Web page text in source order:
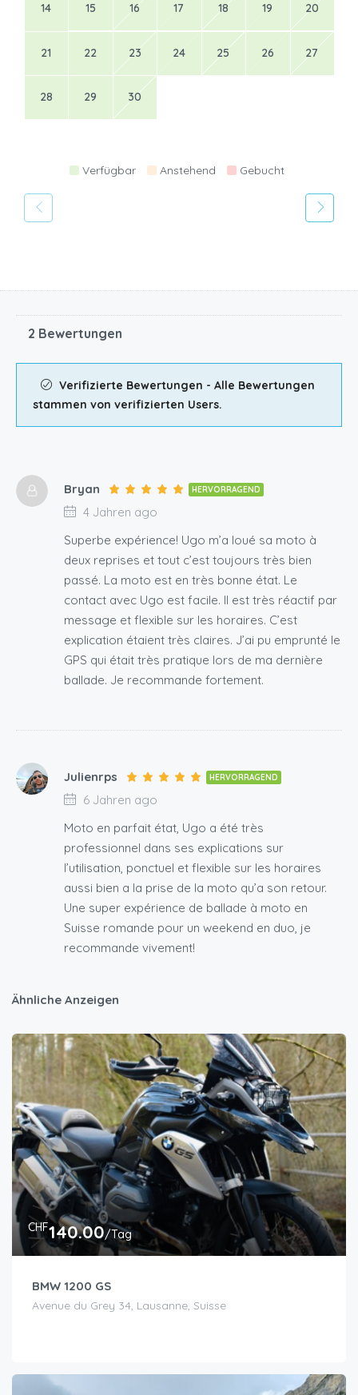
14 15 16 17 18 19 20
21 22 23 24 25 26 27
28 29 30
Verfügbar Anstehend Gebucht
2 Bewertungen
Verifizierte Bewertungen - Alle Bewertungen
stammen von verifizierten Users.
Bryan HERVORRAGEND
4 Jahren ago
Superbe expérience! Ugo m’a loué sa moto à
deux reprises et tout c’est toujours très bien
passé. La moto est en très bonne état. Le
contact avec Ugo est facile. Il est très réactif par
message et flexible sur les horaires. C’est
explication étaient très claires. J’ai pu emprunté le
GPS qui était très pratique lors de ma dernière
ballade. Je recommande fortement.
Julienrps HERVORRAGEND
6 Jahren ago
Moto en parfait état, Ugo a été très
professionnel dans ses explications sur
l’utilisation, ponctuel et flexible sur les horaires
aussi bien a la prise de la moto qu’a son retour.
Une super expérience de ballade à moto en
Suisse romande pour un weekend en duo, je
recommande vivement!
Ähnliche Anzeigen
CHF140.00/Tag
BMW 1200 GS
Avenue du Grey 34, Lausanne, Suisse